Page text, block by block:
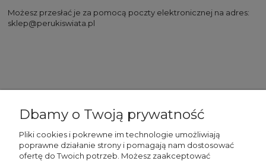
Możesz przesłać je za pomocą poczty elektronicznej na adres:
sklep@perukiswiata.pl
WAŻNE
Dbamy o Twoją prywatność
Pliki cookies i pokrewne im technologie umożliwiają
poprawne działanie strony i pomagają nam dostosować
ofertę do Twoich potrzeb. Możesz zaakceptować